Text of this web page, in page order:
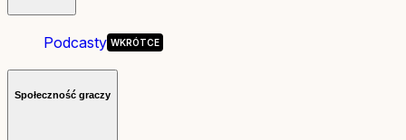
Podcasty
Społeczność graczy